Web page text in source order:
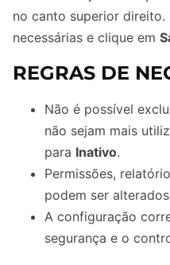
no canto superior direito.
necessárias e clique em
REGRAS DE
Não é possível
não sejam mais
para Inativo.
Permissões,
podem ser
A configuração
segurança e o